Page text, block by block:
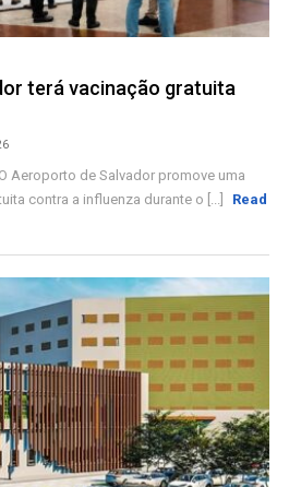
terá vacinação gratuita
Aeroporto de Salvador promove uma
contra a influenza durante o [...]
Read